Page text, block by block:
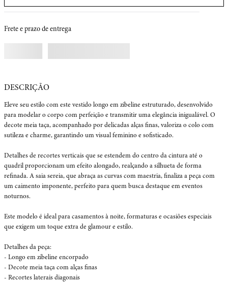
Frete e prazo de entrega
Eleve seu estilo com este vestido longo em zibeline estruturado, desenvolvido
para modelar o corpo com perfeição e transmitir uma elegância inigualável. O
decote meia taça, acompanhado por delicadas alças finas, valoriza o colo com
sutileza e charme, garantindo um visual feminino e sofisticado.
Detalhes de recortes verticais que se estendem do centro da cintura até o
quadril proporcionam um efeito alongado, realçando a silhueta de forma
refinada. A saia sereia, que abraça as curvas com maestria, finaliza a peça com
um caimento imponente, perfeito para quem busca destaque em eventos
noturnos.
Este modelo é ideal para casamentos à noite, formaturas e ocasiões especiais
que exigem um toque extra de glamour e estilo.
Detalhes da peça:
- Longo em zibeline encorpado
- Decote meia taça com alças finas
- Recortes laterais diagonais